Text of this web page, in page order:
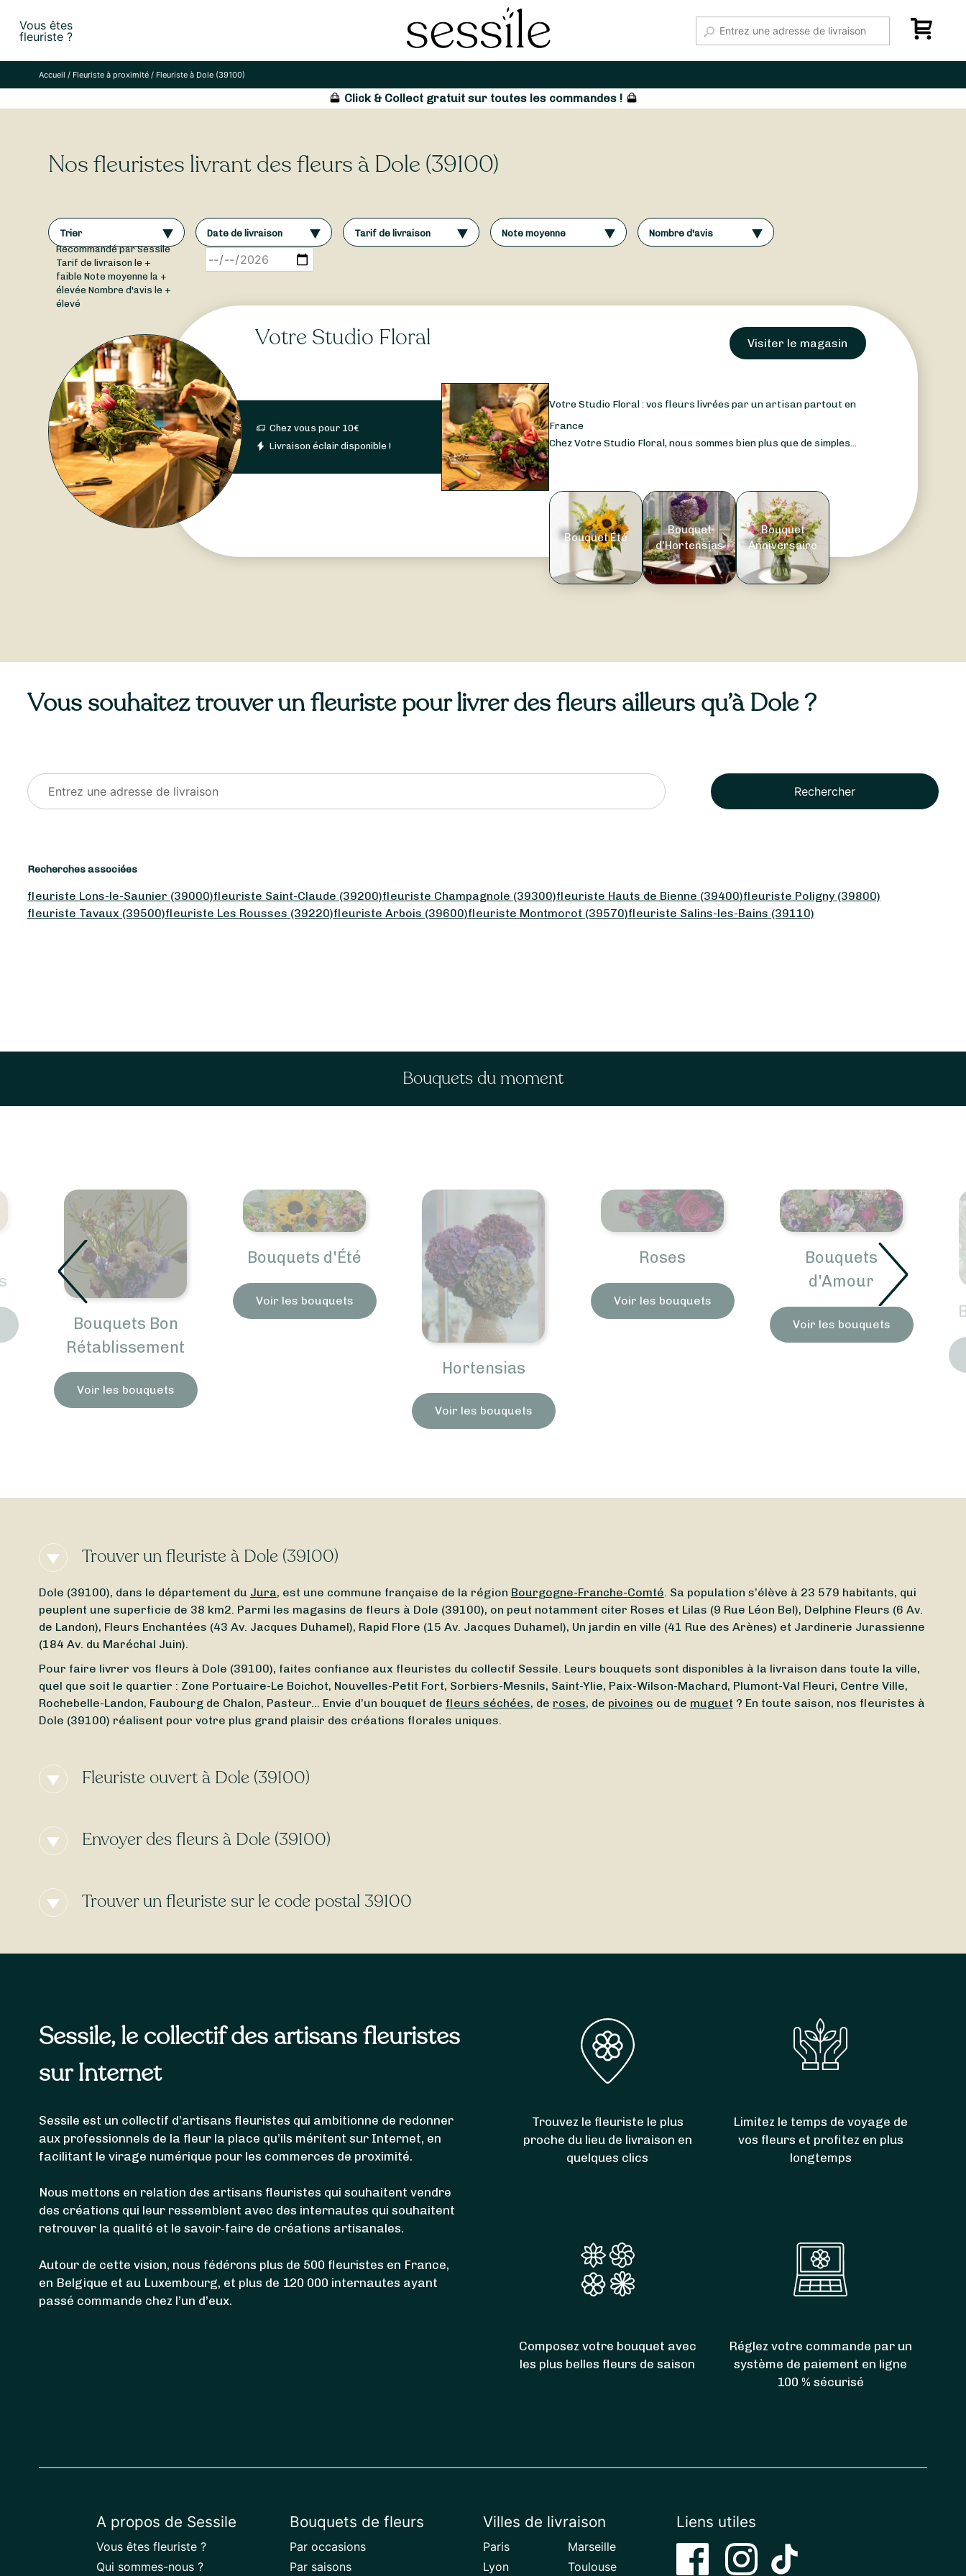
content
Vous êtes
fleuriste ?
Accueil / Fleuriste à proximité/ Fleuriste à Dole (39100)
Click & Collect gratuit sur toutes les commandes !
Nos fleuristes livrant des fleurs à Dole (39100)
Trier
Recommandé par Sessile
Tarif de livraison le +
faible Note moyenne la +
élevée Nombre d'avis le +
élevé
Date de livraison Tarif de livraison Note moyenne Nombre d'avis
Votre Studio Floral Visiter le magasin
Chez vous pour 10€
Livraison éclair disponible !
Votre Studio Floral : vos fleurs livrées par un artisan partout en
France
Chez Votre Studio Floral, nous sommes bien plus que de simples...
Bouquet Été
Bouquet
d'Hortensias
Bouquet
Anniversaire
Vous souhaitez trouver un fleuriste pour livrer des fleurs ailleurs qu’à Dole ?
Rechercher
Recherches associées
fleuriste Lons-le-Saunier (39000)fleuriste Saint-Claude (39200)fleuriste Champagnole (39300)fleuriste Hauts de Bienne (39400)fleuriste Poligny (39800)
fleuriste Tavaux (39500)fleuriste Les Rousses (39220)fleuriste Arbois (39600)fleuriste Montmorot (39570)fleuriste Salins-les-Bains (39110)
Bouquets du moment
Bouquets Bon
Rétablissement
Voir les bouquets
Bouquets d'Été
Voir les bouquets
Hortensias
Voir les bouquets
Roses
Voir les bouquets
Bouquets
d'Amour
Voir les bouquets
Trouver un fleuriste à Dole (39100)
Dole (39100), dans le département du Jura, est une commune française de la région Bourgogne-Franche-Comté. Sa population s’élève à 23 579 habitants, qui
peuplent une superficie de 38 km2. Parmi les magasins de fleurs à Dole (39100), on peut notamment citer Roses et Lilas (9 Rue Léon Bel), Delphine Fleurs (6 Av.
de Landon), Fleurs Enchantées (43 Av. Jacques Duhamel), Rapid Flore (15 Av. Jacques Duhamel), Un jardin en ville (41 Rue des Arènes) et Jardinerie Jurassienne
(184 Av. du Maréchal Juin).
Pour faire livrer vos fleurs à Dole (39100), faites confiance aux fleuristes du collectif Sessile. Leurs bouquets sont disponibles à la livraison dans toute la ville,
quel que soit le quartier : Zone Portuaire-Le Boichot, Nouvelles-Petit Fort, Sorbiers-Mesnils, Saint-Ylie, Paix-Wilson-Machard, Plumont-Val Fleuri, Centre Ville,
Rochebelle-Landon, Faubourg de Chalon, Pasteur… Envie d’un bouquet de fleurs séchées, de roses, de pivoines ou de muguet ? En toute saison, nos fleuristes à
Dole (39100) réalisent pour votre plus grand plaisir des créations florales uniques.
Fleuriste ouvert à Dole (39100)
fleuriste ouvert autour de Dole (39100), même le dimanche
Envoyer des fleurs à Dole (39100)
date qui vous convient. Certains de nos artisans partenaireslivrent 7 jours sur 7
gratuite dans certains cas !
Trouver un fleuriste sur le code postal 39100
livrer votre bouquet de fleurs àFoucherans,Champvans,Sampans,Choisey,Parcey,Authume,Villette-lès-Dole,Gevry,Brevans,Crissey,Jouhe,Baveranset
Sessile, le collectif des artisans fleuristes
sur Internet
Sessile est un collectif d’artisans fleuristes qui ambitionne de redonner
aux professionnels de la fleur la place qu’ils méritent sur Internet, en
facilitant le virage numérique pour les commerces de proximité.
Nous mettons en relation des artisans fleuristes qui souhaitent vendre
des créations qui leur ressemblent avec des internautes qui souhaitent
retrouver la qualité et le savoir-faire de créations artisanales.
Autour de cette vision, nous fédérons plus de 500 fleuristes en France,
en Belgique et au Luxembourg, et plus de 120 000 internautes ayant
passé commande chez l’un d’eux.
Trouvez le fleuriste le plus
proche du lieu de livraison en
quelques clics
Limitez le temps de voyage de
vos fleurs et profitez en plus
longtemps
Composez votre bouquet avec
les plus belles fleurs de saison
Réglez votre commande par un
système de paiement en ligne
100 % sécurisé
A propos de Sessile
Vous êtes fleuriste ?
Qui sommes-nous ?
Bouquets de fleurs
Par occasions
Par saisons
Villes de livraison
Paris
Marseille
Lyon
Toulouse
Liens utiles